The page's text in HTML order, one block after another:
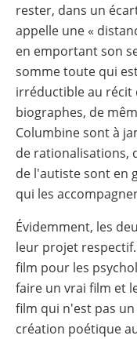
rester, dans un
appelle une «
en emportant son
somme toute qui
irréductible au
biographes, de
Columbine sont à
de rationalisations,
de l'autiste sont en
qui les
Évidemment, les
leur projet
film pour les
faire un vrai film et
film qui n'est pas
création poétique